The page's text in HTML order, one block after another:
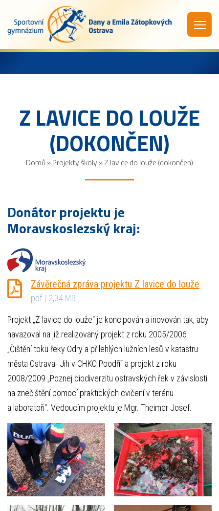
Z LAVICE DO LOUŽE
(DOKONČEN)
Domů »Projekty školy »Z lavice do louže (dokončen)
Donátor projektu je
Moravskoslezský kraj:
Závěrečná zpráva projektu Z lavice do louže
pdf | 2,34 MB
Projekt „Z lavice do louže“ je koncipován a inovován tak, aby
navazoval na již realizovaný projekt z roku 2005/2006
„Čištění toku řeky Odry a přilehlých lužních lesů v katastru
města Ostrava- Jih v CHKO Poodří“ a projekt z roku
2008/2009 „Poznej biodiverzitu ostravských řek v závislosti
na znečištění pomocí praktických cvičení v terénu
a laboratoři“. Vedoucím projektu je Mgr. Theimer Josef.